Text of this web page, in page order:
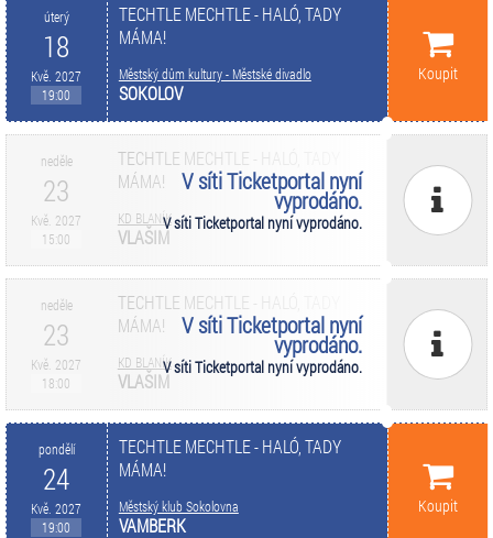
úterý
18
Kvě. 2027
19:00
TECHTLE MECHTLE - HALÓ, TADY
MÁMA!
Městský dům kultury - Městské divadlo
SOKOLOV
Koupit
neděle
23
Kvě. 2027
15:00
V síti Ticketportal nyní
vyprodáno.
V síti Ticketportal nyní vyprodáno.
TECHTLE MECHTLE - HALÓ, TADY
MÁMA!
KD BLANÍK
VLAŠIM
neděle
23
Kvě. 2027
18:00
V síti Ticketportal nyní
vyprodáno.
V síti Ticketportal nyní vyprodáno.
TECHTLE MECHTLE - HALÓ, TADY
MÁMA!
KD BLANÍK
VLAŠIM
pondělí
24
Kvě. 2027
19:00
TECHTLE MECHTLE - HALÓ, TADY
MÁMA!
Městský klub Sokolovna
VAMBERK
Koupit